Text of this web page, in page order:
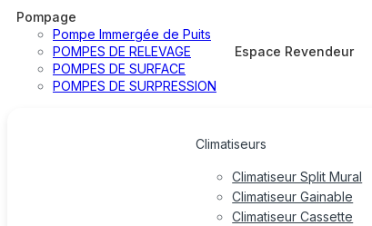
Pompage
Pompe Immergée de Puits
POMPES DE RELEVAGE
POMPES DE SURFACE
POMPES DE SURPRESSION
Espace Revendeur
Climatiseurs
Climatiseur Split Mural
Climatiseur Gainable
Climatiseur Cassette